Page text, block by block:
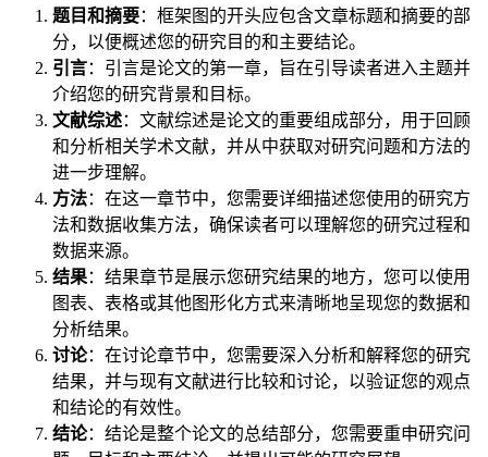
题目和摘要：框架图的开头应包含文章标题和摘要的部
分，以便概述您的研究目的和主要结论。
引言：引言是论文的第一章，旨在引导读者进入主题并
介绍您的研究背景和目标。
文献综述：文献综述是论文的重要组成部分，用于回顾
和分析相关学术文献，并从中获取对研究问题和方法的
进一步理解。
方法：在这一章节中，您需要详细描述您使用的研究方
法和数据收集方法，确保读者可以理解您的研究过程和
数据来源。
结果：结果章节是展示您研究结果的地方，您可以使用
图表、表格或其他图形化方式来清晰地呈现您的数据和
分析结果。
讨论：在讨论章节中，您需要深入分析和解释您的研究
结果，并与现有文献进行比较和讨论，以验证您的观点
和结论的有效性。
结论：结论是整个论文的总结部分，您需要重申研究问